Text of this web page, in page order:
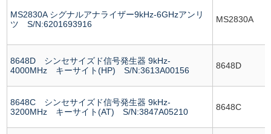
MS2830A シグナルアナライザー9kHz-6GHzアンリ
ツ S/N:6201693916
MS2830A
8648D シンセサイズド信号発生器 9kHz-
4000MHz キーサイト(HP) S/N:3613A00156
8648D
8648C シンセサイズド信号発生器 9kHz-
3200MHz キーサイト(AT) S/N:3847A05210
8648C